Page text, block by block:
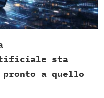
sta
a quello